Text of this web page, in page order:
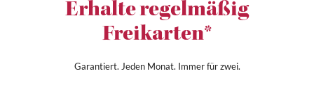
Erhalte regelmäßig
Freikarten*
Garantiert. Jeden Monat. Immer für zwei.